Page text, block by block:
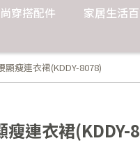
穿搭配件 家居生活
瘦連衣裙(KDDY-8078)
連衣裙(KDDY-